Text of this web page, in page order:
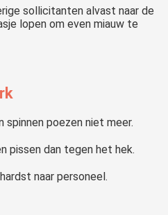
sollicitanten alvast naar de
lopen om even miauw te
spinnen poezen niet meer.
pissen dan tegen het hek.
naar personeel.